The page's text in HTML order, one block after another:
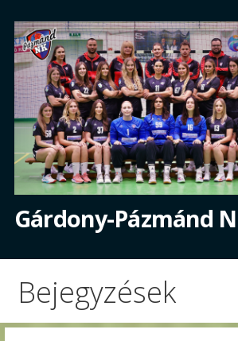
content
Gárdony-Pázmánd
Bejegyzések